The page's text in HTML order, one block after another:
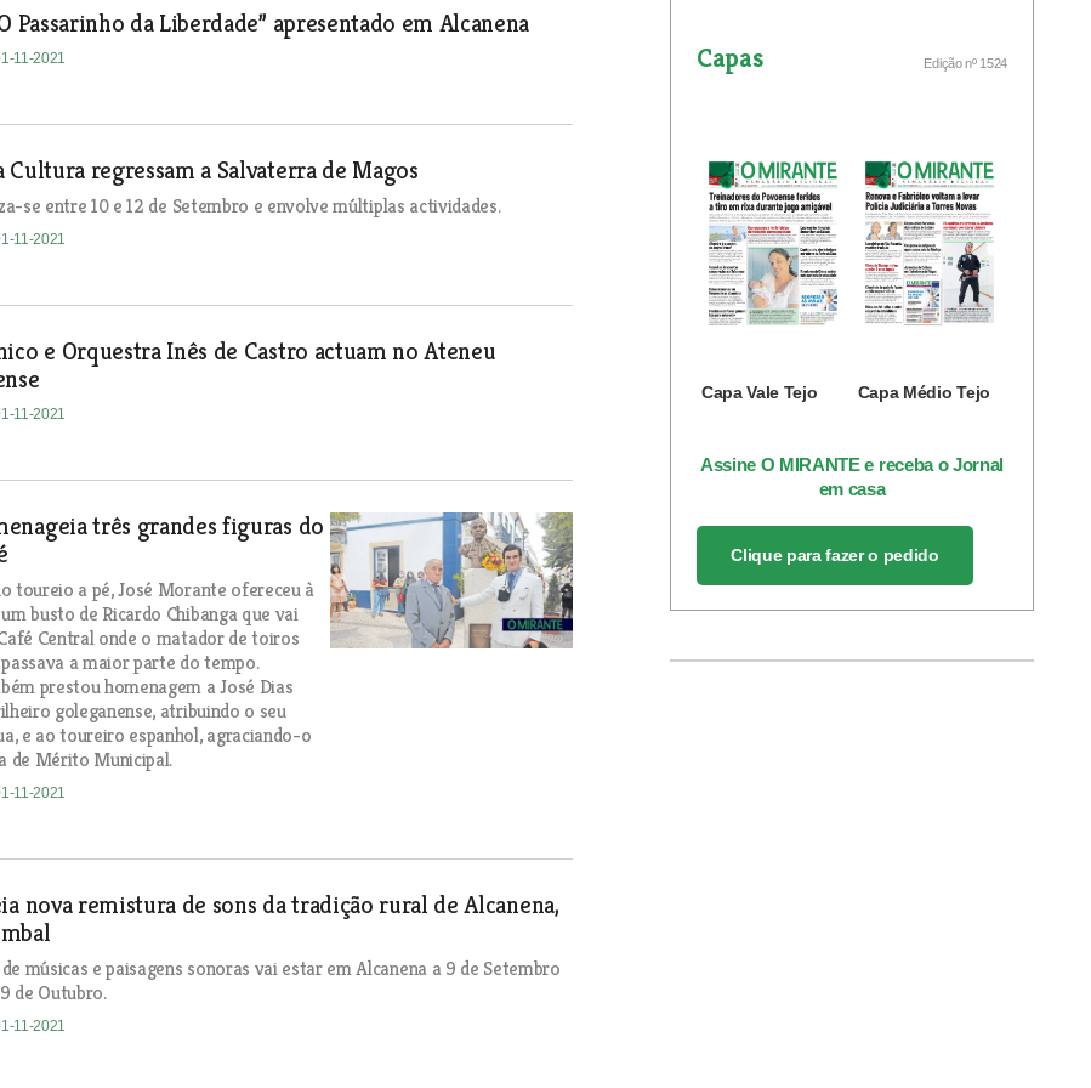
Passarinho da Liberdade” apresentado em Alcanena
11-2021
Cultura regressam a Salvaterra de Magos
se entre 10 e 12 de Setembro e envolve múltiplas actividades.
11-2021
e Orquestra Inês de Castro actuam no Ateneu
11-2021
três grandes figuras do
toureio a pé, José Morante ofereceu à
busto de Ricardo Chibanga que vai
Central onde o matador de toiros
a maior parte do tempo.
prestou homenagem a José Dias
goleganense, atribuindo o seu
e ao toureiro espanhol, agraciando-o
de Mérito Municipal.
11-2021
nova remistura de sons da tradição rural de Alcanena,
músicas e paisagens sonoras vai estar em Alcanena a 9 de Setembro
de Outubro.
11-2021
Capas Edição nº 1524
Capa Vale Tejo Capa Médio Tejo
Assine O MIRANTE e receba o Jornal
em casa
Clique para fazer o pedido